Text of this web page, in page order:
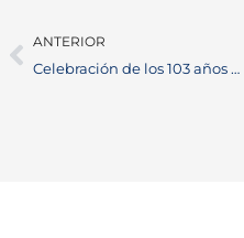
ANTERIOR
Celebración de los 103 años de Barrancabermeja llena de cultura, deporte y alegría